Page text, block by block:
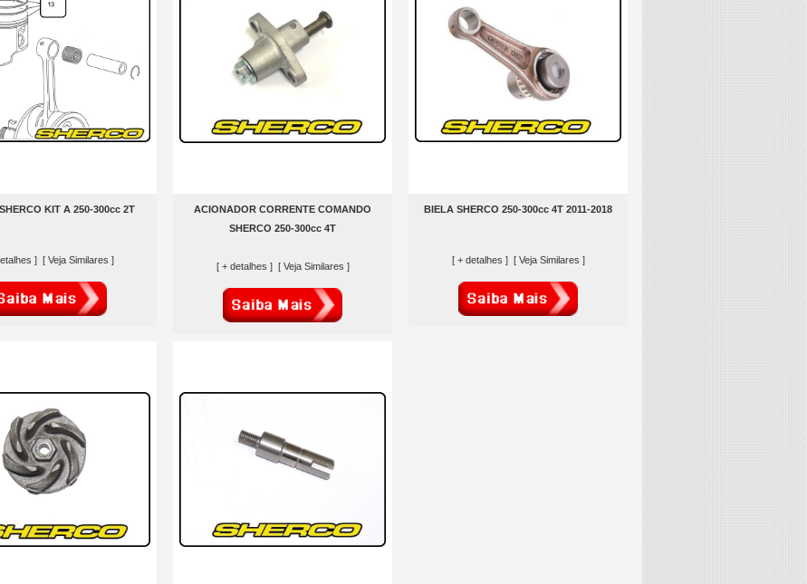
KIT A 250-300cc 2T
] [ Veja Similares ]
ACIONADOR CORRENTE COMANDO
SHERCO 250-300cc 4T
[ + detalhes ] [ Veja Similares ]
BIELA SHERCO 250-300cc 4T 2011-2018
[ + detalhes ] [ Veja Similares ]